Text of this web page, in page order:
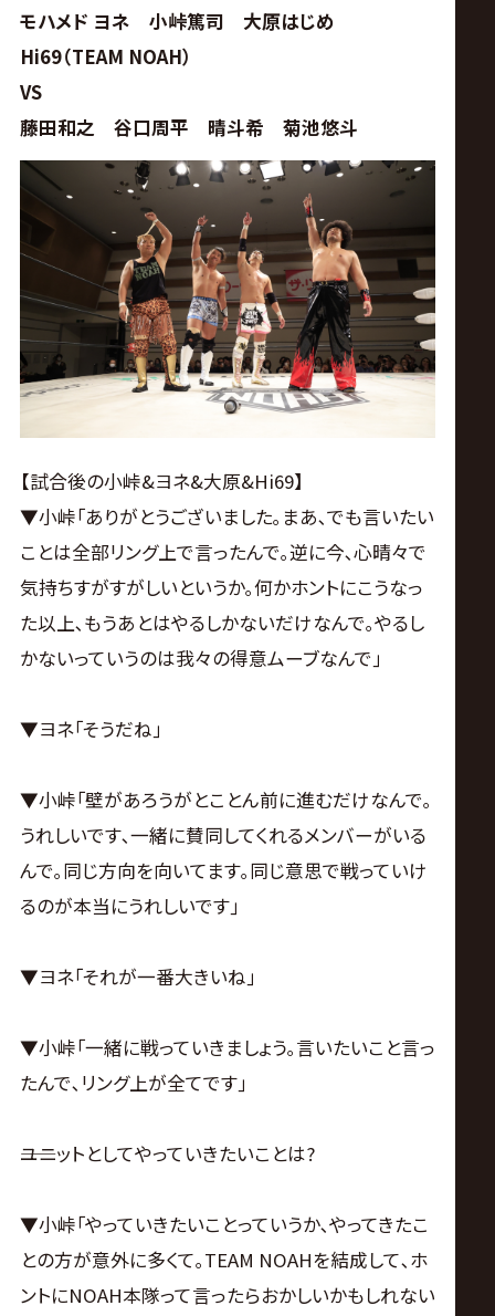
モハメド ヨネ 小峠篤司 大原はじめ
Hi69（TEAM NOAH）
VS
藤田和之 谷口周平 晴斗希 菊池悠斗
【試合後の小峠&ヨネ&大原&Hi69】
▼小峠｢ありがとうございました｡まあ､でも言いたい
ことは全部リング上で言ったんで｡逆に今､心晴々で
気持ちすがすがしいというか｡何かホントにこうなっ
た以上､もうあとはやるしかないだけなんで｡やるし
かないっていうのは我々の得意ムーブなんで｣
▼ヨネ｢そうだね｣
▼小峠｢壁があろうがとことん前に進むだけなんで｡
うれしいです､一緒に賛同してくれるメンバーがいる
んで｡同じ方向を向いてます｡同じ意思で戦っていけ
るのが本当にうれしいです｣
▼ヨネ｢それが一番大きいね｣
▼小峠｢一緒に戦っていきましょう｡言いたいこと言っ
たんで､リング上が全てです｣
――ユニットとしてやっていきたいことは?
▼小峠｢やっていきたいことっていうか､やってきたこ
との方が意外に多くて｡TEAM NOAHを結成して､ホ
ントにNOAH本隊って言ったらおかしいかもしれない